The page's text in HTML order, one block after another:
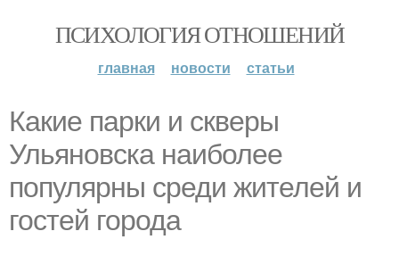
ПСИХОЛОГИЯ ОТНОШЕНИЙ
главная новости статьи
Какие парки и скверы
Ульяновска наиболее
популярны среди жителей и
гостей города